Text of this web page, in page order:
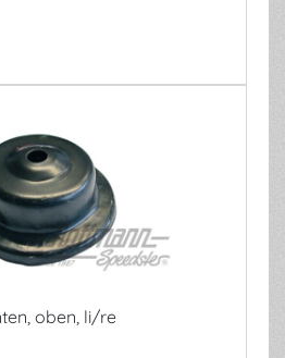
oben, li/re